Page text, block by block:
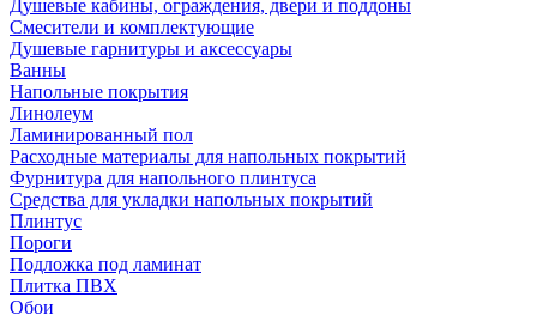
Душевые кабины, ограждения, двери и поддоны
Смесители и комплектующие
Душевые гарнитуры и аксессуары
Ванны
Напольные покрытия
Линолеум
Ламинированный пол
Расходные материалы для напольных покрытий
Фурнитура для напольного плинтуса
Средства для укладки напольных покрытий
Плинтус
Пороги
Подложка под ламинат
Плитка ПВХ
Обои